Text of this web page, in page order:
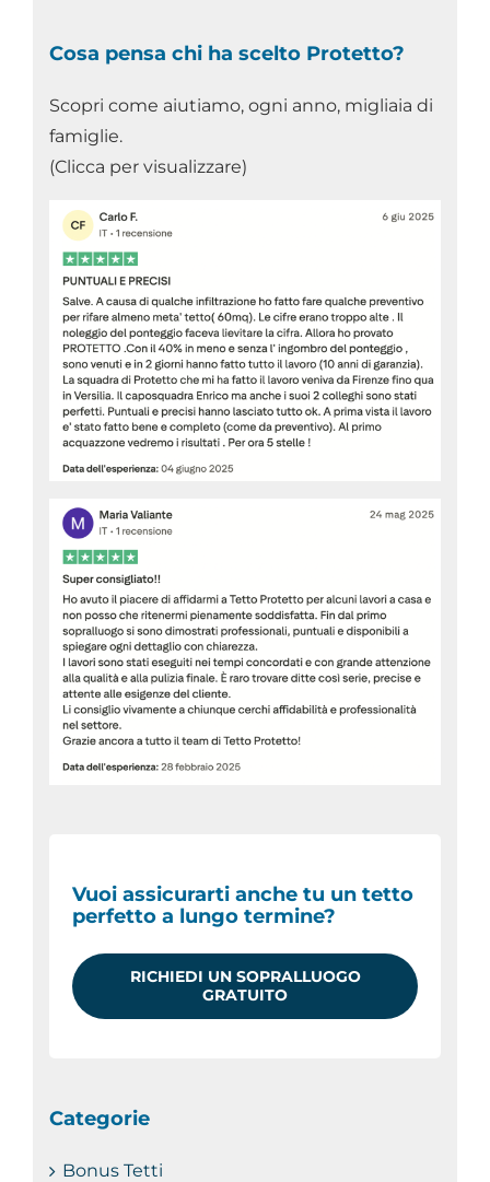
Cosa pensa chi ha scelto Protetto?
Scopri come aiutiamo, ogni anno, migliaia di
famiglie.
(Clicca per visualizzare)
Vuoi assicurarti anche tu un tetto
perfetto a lungo termine?
RICHIEDI UN SOPRALLUOGO
GRATUITO
Categorie
Bonus Tetti